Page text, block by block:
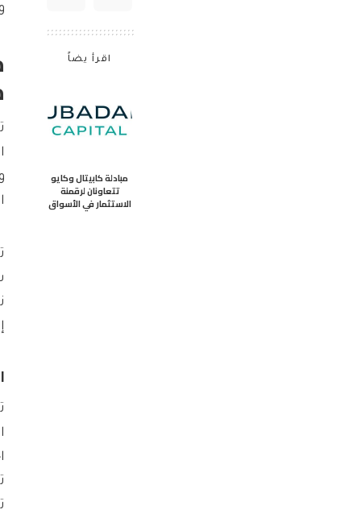
اقرأ يضاً
مبادلة كابيتال وكايو
تتعاونان لرقمنة
الاستثمار في الأسواق